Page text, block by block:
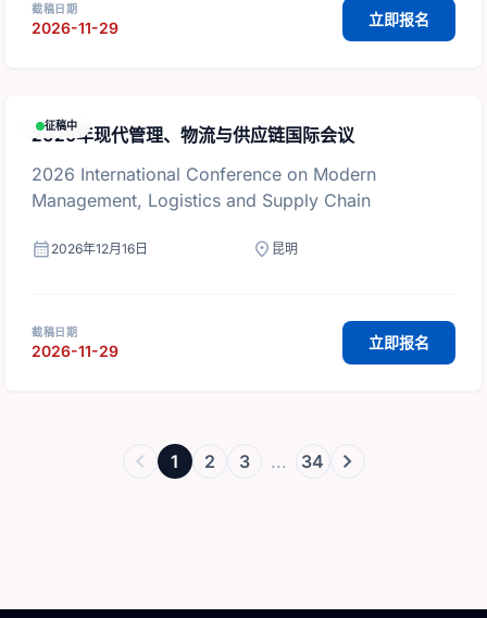
截稿日期
2026-11-29 立即报名
征稿中
2026年现代管理、物流与供应链国际会议
2026 International Conference on Modern
Management, Logistics and Supply Chain
calendar_month 2026年12月16日 location_on 昆明
截稿日期
2026-11-29 立即报名
chevron_left 1 2 3 ... 34 chevron_right